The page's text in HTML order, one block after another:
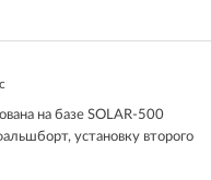
на базе SOLAR-500
установку второго